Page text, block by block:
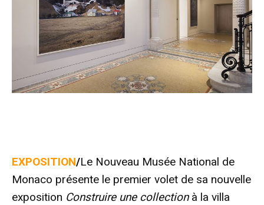
EXPOSITION/Le Nouveau Musée National de
Monaco présente le premier volet de sa nouvelle
exposition Construire une collectionà la villa